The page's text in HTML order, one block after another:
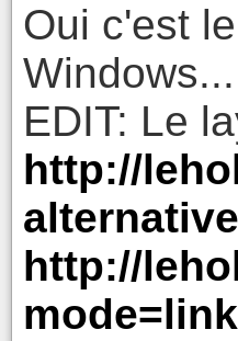
Oui c'est
Windows...
EDIT: Le
http://
http://